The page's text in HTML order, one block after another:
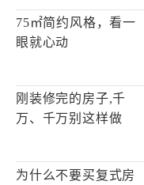
75㎡简约风格，看一
眼就心动
刚装修完的房子,千
万、千万别这样做
为什么不要买复式房